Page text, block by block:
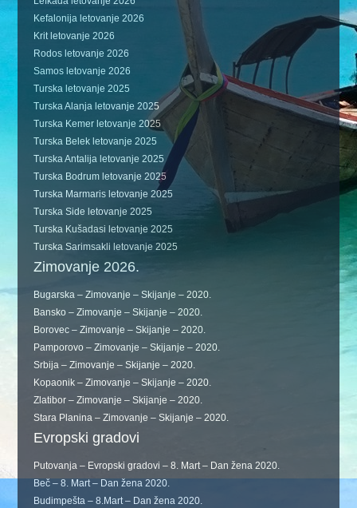
Kefalonija letovanje 2026
Krit letovanje 2026
Rodos letovanje 2026
Samos letovanje 2026
Turska letovanje 2025
Turska Alanja letovanje 2025
Turska Kemer letovanje 2025
Turska Belek letovanje 2025
Turska Antalija letovanje 2025
Turska Bodrum letovanje 2025
Turska Marmaris letovanje 2025
Turska Side letovanje 2025
Turska Kušadasi letovanje 2025
Turska Sarimsakli letovanje 2025
Zimovanje 2026.
Bugarska – Zimovanje – Skijanje – 2020.
Bansko – Zimovanje – Skijanje – 2020.
Borovec – Zimovanje – Skijanje – 2020.
Pamporovo – Zimovanje – Skijanje – 2020.
Srbija – Zimovanje – Skijanje – 2020.
Kopaonik – Zimovanje – Skijanje – 2020.
Zlatibor – Zimovanje – Skijanje – 2020.
Stara Planina – Zimovanje – Skijanje – 2020.
Evropski gradovi
Putovanja – Evropski gradovi – 8. Mart – Dan žena 2020.
Beč – 8. Mart – Dan žena 2020.
Budimpešta – 8.Mart – Dan žena 2020.